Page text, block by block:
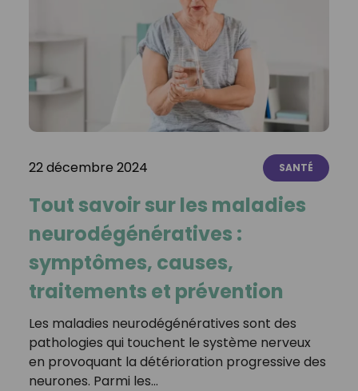
22 décembre 2024 SANTÉ
Tout savoir sur les maladies
neurodégénératives :
symptômes, causes,
traitements et prévention
Les maladies neurodégénératives sont des
pathologies qui touchent le système nerveux
en provoquant la détérioration progressive des
neurones. Parmi les…